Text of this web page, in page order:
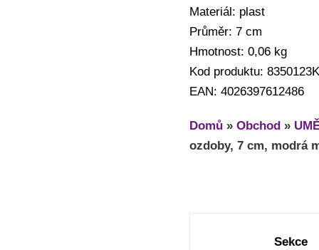
Materiál: plast
Průměr: 7 cm
Hmotnost: 0,06 kg
Kod produktu: 8350123K
EAN: 4026397612486
Domů » Obchod »
ozdoby, 7 cm, modrá
Sekce